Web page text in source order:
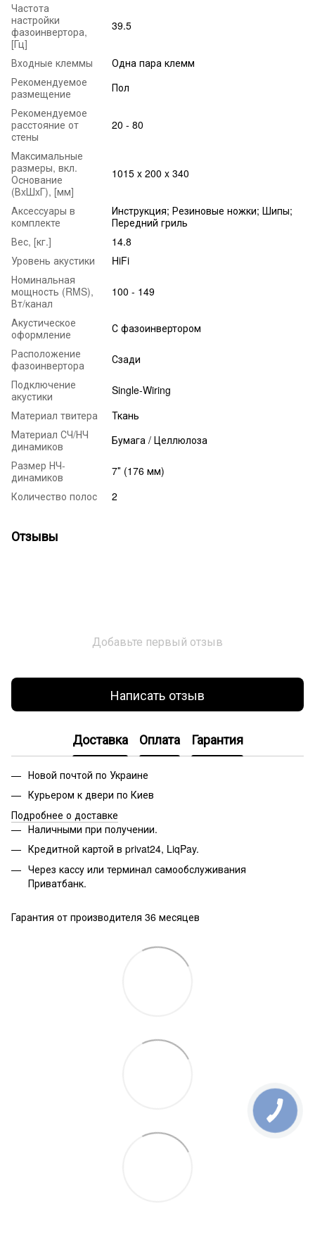
Частота
настройки
фазоинвертора,
[Гц]
39.5
Входные клеммы
Одна пара клемм
Рекомендуемое
размещение
Пол
Рекомендуемое
расстояние от
стены
20 - 80
Максимальные
размеры, вкл.
Основание
(ВxШxГ), [мм]
1015 x 200 x 340
Аксессуары в
комплекте
Инструкция; Резиновые ножки; Шипы;
Передний гриль
Вес, [кг.]
14.8
Уровень акустики
HiFi
Номинальная
мощность (RMS),
Вт/канал
100 - 149
Акустическое
оформление
С фазоинвертором
Расположение
фазоинвертора
Сзади
Подключение
акустики
Single-Wiring
Материал твитера
Ткань
Материал СЧ/НЧ
динамиков
Бумага / Целлюлоза
Размер НЧ-
динамиков
7″ (176 мм)
Количество полос
2
Отзывы
Добавьте первый отзыв
Написать отзыв
Доставка Оплата Гарантия
Новой почтой по Украине
Курьером к двери по Киев
Подробнее о доставке
Наличными при получении.
Кредитной картой в privat24, LiqPay.
Через кассу или терминал самообслуживания
Приватбанк.
Гарантия от производителя 36 месяцев